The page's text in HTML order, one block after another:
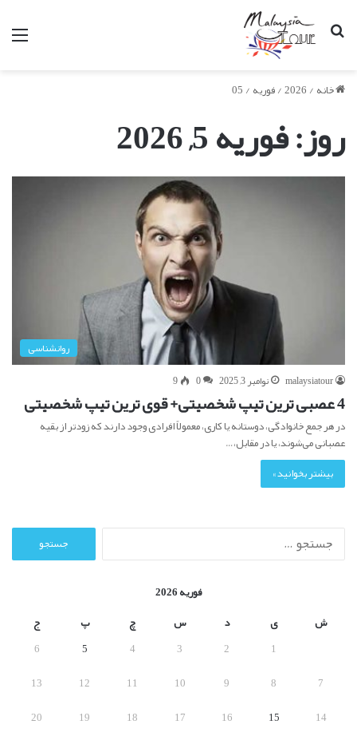
جستجو
خانه/
2026
/فوریه/
05
روز:فوریه 5, 2026
روانشناسی
malaysiatour
نوامبر 3, 2025 0
9
4 عصبی ترین تیپ شخصیتی+ قوی ترین تیپ شخصیتی
در هر جمع خانوادگی، دوستانه یا کاری، معمولاً افرادی وجود دارند که زودتر از بقیه
عصبانی می‌شوند، یا در مقابل،…
بیشتر بخوانید »
فوریه 2026
ش
ی د س چ پ
ج
1
2
3
4
5
6
7
8
9
10
11
12
13
14
15
16
17
18
19
20